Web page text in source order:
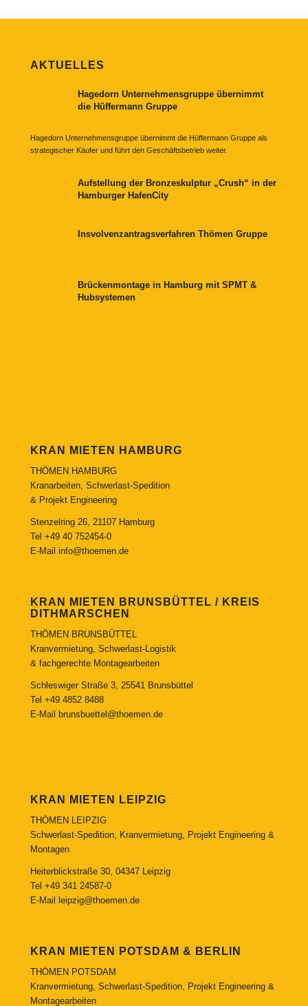
AKTUELLES
Hagedorn Unternehmensgruppe übernimmt
die Hüffermann Gruppe
Hagedorn Unternehmensgruppe übernimmt die Hüffermann Gruppe als
strategischer Käufer und führt den Geschäftsbetrieb weiter.
Aufstellung der Bronzeskulptur „Crush“ in der
Hamburger HafenCity
Insvolvenzantragsverfahren Thömen Gruppe
Brückenmontage in Hamburg mit SPMT &
Hubsystemen
KRAN MIETEN HAMBURG
THÖMEN HAMBURG
Kranarbeiten, Schwerlast-Spedition
& Projekt Engineering
Stenzelring 26, 21107 Hamburg
Tel +49 40 752454-0
E-Mail info@thoemen.de
KRAN MIETEN BRUNSBÜTTEL / KREIS
DITHMARSCHEN
THÖMEN BRUNSBÜTTEL
Kranvermietung, Schwerlast-Logistik
& fachgerechte Montagearbeiten
Schleswiger Straße 3, 25541 Brunsbüttel
Tel +49 4852 8488
E-Mail
brunsbuettel@thoemen.de
KRAN MIETEN LEIPZIG
THÖMEN LEIPZIG
Schwerlast-Spedition, Kranvermietung, Projekt Engineering &
Montagen
Heiterblickstraße 30, 04347 Leipzig
Tel +49 341 24587-0
E-Mail
leipzig@thoemen.de
KRAN MIETEN POTSDAM & BERLIN
THÖMEN POTSDAM
Kranvermietung, Schwerlast-Spedition, Projekt Engineering &
Montagearbeiten